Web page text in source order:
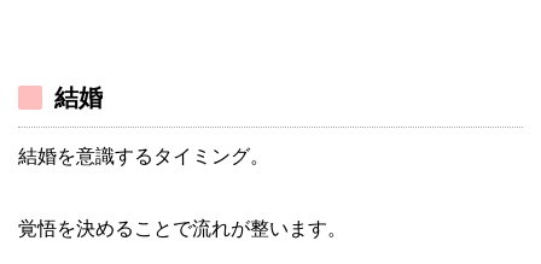
結婚
結婚を意識するタイミング。
覚悟を決めることで流れが整います。